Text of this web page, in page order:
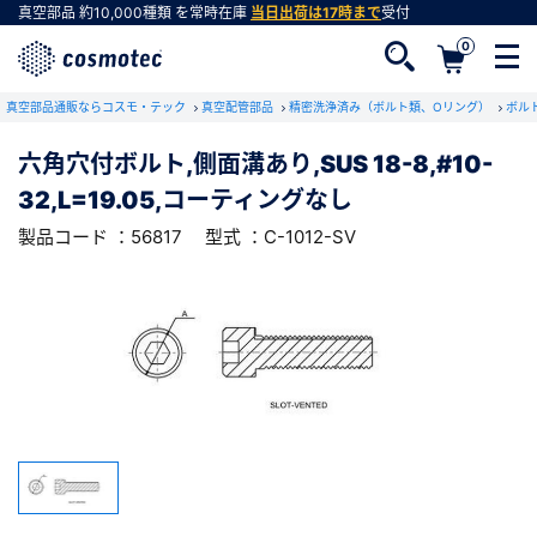
真空部品 約10,000種類 を常時在庫 当日出荷は17時まで受付
0
真空部品通販ならコスモ・テック 真空配管部品 精密洗浄済み（ボルト類、Oリング） ボル
六角穴付ボルト,側面溝あり,SUS 18-8,#10-
32,L=19.05,コーティングなし
製品コード ：56817 型式 ：C-1012-SV
RoHS2適合報告書のダウンロード
下記製品のRoHS2適合報告書のダウンロードをします。
六角穴付ボルト,側面溝あり,SUS 18-8,#10-
32,L=19.05,コーティングなし
型式 ：C-1012-SV 製品コード ：56817
会社・学校・研究機関名
会員登録がお済みでない方
会員登録をすれば、便利な機能がご利用いただけ